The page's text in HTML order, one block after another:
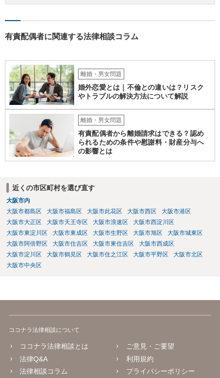
と考えます。 その結果、催告の時効完成猶予期間の6か月の間に訴訟
有責配偶者に関連する法律相談コラム
離婚・男女問題
婚外恋愛とは｜不倫との違いは？リスク
やトラブルの解決方法について解説
離婚・男女問題
有責配偶者から離婚請求はできる？認め
られるための条件や慰謝料・財産分与へ
の影響とは
近くの市区町村を選び直す
大阪市内
大阪市都島区
大阪市福島区 大阪市此花区 大阪市西区
大阪市港区
大阪市大正区
大阪市天王寺区 大阪市浪速区
大阪市西淀川区
大阪市東淀川区
大阪市東成区 大阪市生野区 大阪市旭区
大阪市城東区
大阪市阿倍野区
大阪市住吉区 大阪市東住吉区
大阪市西成区
大阪市淀川区
大阪市鶴見区 大阪市住之江区 大阪市平野区
大阪市北区
大阪市中央区
ココナラ法律相談について
ココナラ法律相談とは
法律Q&A
法律相談コラム
ご意見・ご要望
利用規約
プライバシーポリシー